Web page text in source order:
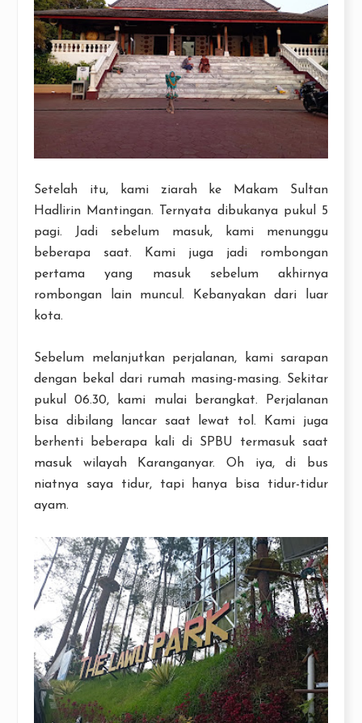
Setelah itu, kami ziarah ke Makam Sultan
Hadlirin Mantingan. Ternyata dibukanya pukul 5
pagi. Jadi sebelum masuk, kami menunggu
beberapa saat. Kami juga jadi rombongan
pertama yang masuk sebelum akhirnya
rombongan lain muncul. Kebanyakan dari luar
kota.
Sebelum melanjutkan perjalanan, kami sarapan
dengan bekal dari rumah masing-masing. Sekitar
pukul 06.30, kami mulai berangkat. Perjalanan
bisa dibilang lancar saat lewat tol. Kami juga
berhenti beberapa kali di SPBU termasuk saat
masuk wilayah Karanganyar. Oh iya, di bus
niatnya saya tidur, tapi hanya bisa tidur-tidur
ayam.